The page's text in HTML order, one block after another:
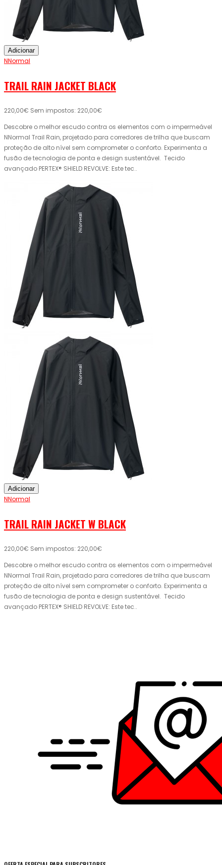
Adicionar
NNormal
TRAIL RAIN JACKET BLACK
220,00€ Sem impostos: 220,00€
Descobre o melhor escudo contra os elementos com o impermeável
NNormal Trail Rain, projetado para corredores de trilha que buscam
proteção de alto nível sem comprometer o conforto. Experimenta a
fusão de tecnologia de ponta e design sustentável. Tecido
avançado PERTEX® SHIELD REVOLVE: Este tec..
Adicionar
NNormal
TRAIL RAIN JACKET W BLACK
220,00€ Sem impostos: 220,00€
Descobre o melhor escudo contra os elementos com o impermeável
NNormal Trail Rain, projetado para corredores de trilha que buscam
proteção de alto nível sem comprometer o conforto. Experimenta a
fusão de tecnologia de ponta e design sustentável. Tecido
avançado PERTEX® SHIELD REVOLVE: Este tec..